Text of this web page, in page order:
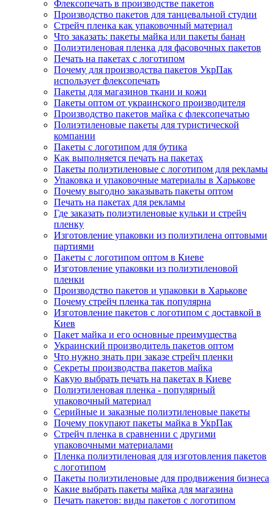
Флексопечать в производстве пакетов
Производство пакетов для танцевальной студии
Стрейч пленка как упаковочный материал
Что заказать: пакеты майка или пакеты банан
Полиэтиленовая пленка для фасовочных пакетов
Печать на пакетах с логотипом
Почему для производства пакетов УкрПак
использует флексопечать
Пакеты для магазинов ткани и кожи
Пакеты оптом от украинского производителя
Производство пакетов майка с флексопечатью
Полиэтиленовые пакеты для туристической
компании
Пакеты с логотипом для бутика
Как выполняется печать на пакетах
Пакеты полиэтиленовые с логотипом для рекламы
Упаковка и упаковочные материалы в Харькове
Почему выгодно заказывать пакеты оптом
Печать на пакетах для рекламы
Где заказать полиэтиленовые кульки и стрейч
пленку
Изготовление упаковки из полиэтилена оптовыми
партиями
Пакеты с логотипом оптом в Киеве
Изготовление упаковки из полиэтиленовой
пленки
Производство пакетов и упаковки в Харькове
Почему стрейч пленка так популярна
Изготовление пакетов с логотипом с доставкой в
Киев
Пакет майка и его основные преимущества
Украинский производитель пакетов оптом
Что нужно знать при заказе стрейч пленки
Секреты производства пакетов майка
Какую выбрать печать на пакетах в Киеве
Полиэтиленовая пленка - популярный
упаковочный материал
Серийные и заказные полиэтиленовые пакеты
Почему покупают пакеты майка в УкрПак
Стрейч пленка в сравнении с другими
упаковочными материалами
Пленка полиэтиленовая для изготовления пакетов
с логотипом
Пакеты полиэтиленовые для продвижения бизнеса
Какие выбрать пакеты майка для магазина
Печать пакетов: виды пакетов с логотипом